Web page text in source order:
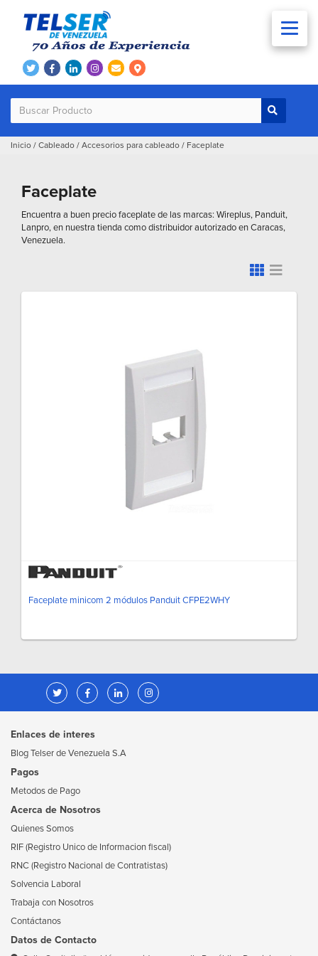
Inicio / Cableado / Accesorios para cableado / Faceplate
Faceplate
Encuentra a buen precio faceplate de las marcas: Wireplus, Panduit,
Lanpro, en nuestra tienda como distribuidor autorizado en Caracas,
Venezuela.
Faceplate minicom 2 módulos Panduit CFPE2WHY
Enlaces de interes
Blog Telser de Venezuela S.A
Pagos
Metodos de Pago
Acerca de Nosotros
Quienes Somos
RIF (Registro Unico de Informacion fiscal)
RNC (Registro Nacional de Contratistas)
Solvencia Laboral
Trabaja con Nosotros
Contáctanos
Datos de Contacto